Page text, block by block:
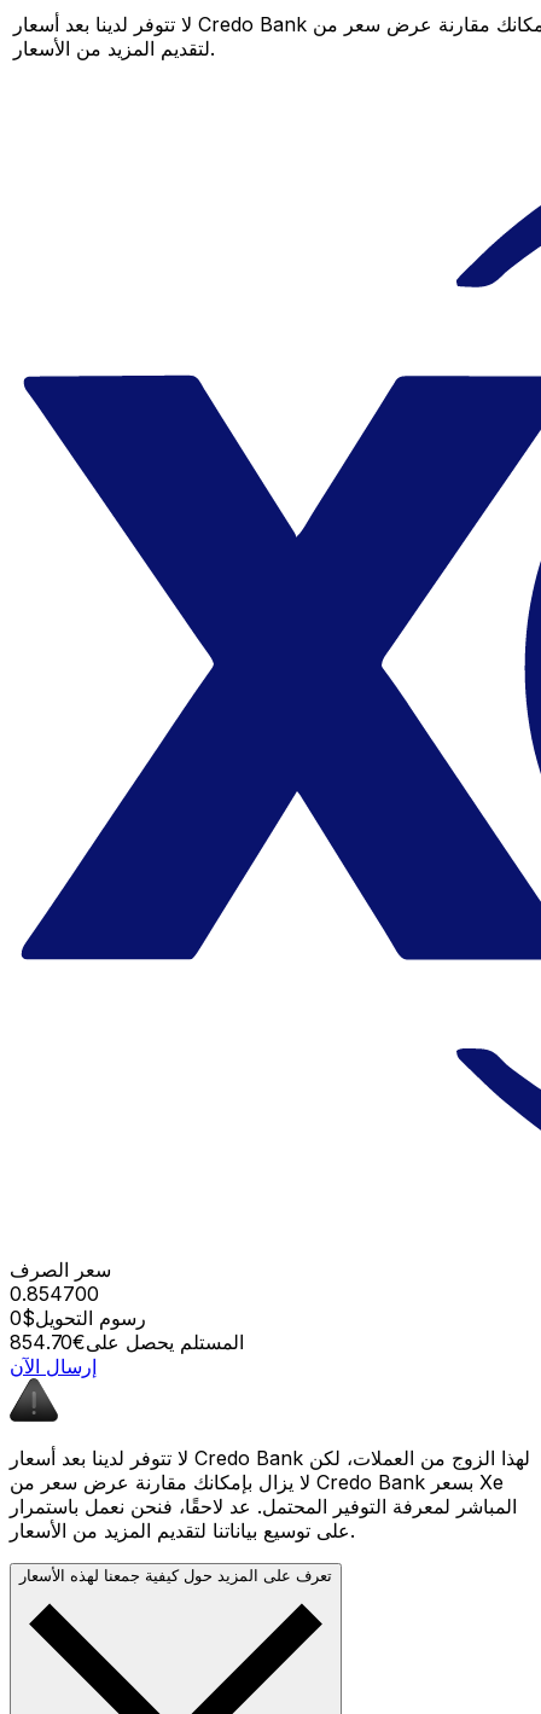
لا تتوفر لدينا بعد أسعار Credo Bank لهذا الزوج من العملات، لكن لا يزال بإمكانك مقارنة عرض سعر من Credo Bank بسعر Xe المباشر لمعرفة التوفير المحتمل. عد لاحقًا، فنحن نعمل باستمرار على توسيع بياناتنا
لتقديم المزيد من الأسعار.
سعر الصرف
0.854700
رسوم التحويل$0
المستلم يحصل على€854.70
إرسال الآن
لا تتوفر لدينا بعد أسعار Credo Bank لهذا الزوج من العملات، لكن
لا يزال بإمكانك مقارنة عرض سعر من Credo Bank بسعر Xe
المباشر لمعرفة التوفير المحتمل. عد لاحقًا، فنحن نعمل باستمرار
على توسيع بياناتنا لتقديم المزيد من الأسعار.
تعرف على المزيد حول كيفية جمعنا لهذه الأسعار